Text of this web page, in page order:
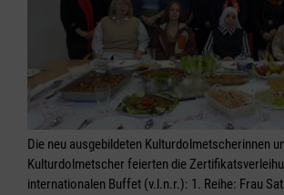
Die neu ausgebildeten Kulturdolmetscherinnen
Kulturdolmetscher feierten die
internationalen Buffet (v.l.n.r.): 1. Reihe: Frau